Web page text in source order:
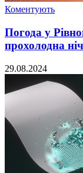
Коментують
Погода у
прохолодна ніч
29.08.2024